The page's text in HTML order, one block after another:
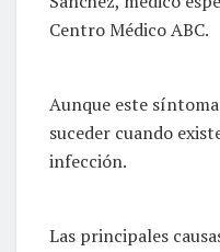
Centro Médico ABC.
Aunque este
suceder cuando
infección.
Las principales